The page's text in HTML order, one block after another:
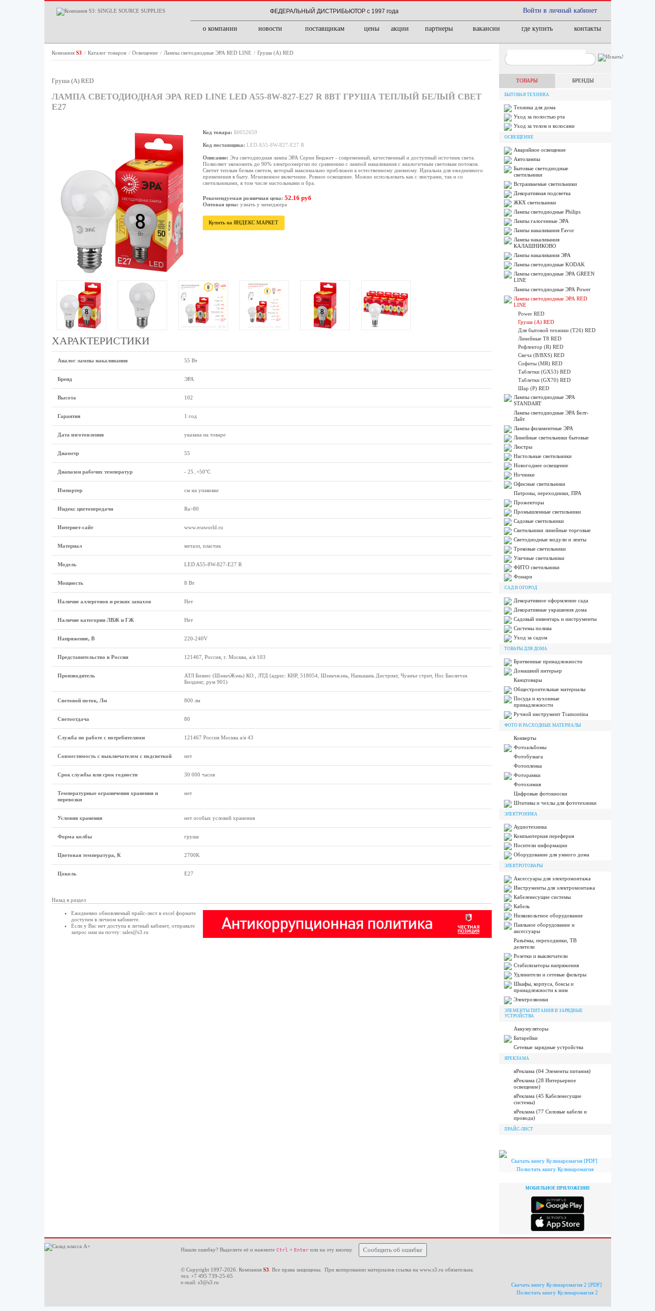
Войти в личный кабинет
ФЕДЕРАЛЬНЫЙ ДИСТРИБЬЮТОР с 1997 года
о компании новости поставщикам цены акции партнеры вакансии где купить контакты
Компания S3 / Каталог товаров / Освещение / Лампы светодиодные ЭРА RED LINE / Груша (A) RED
Груша (A) RED
ЛАМПА СВЕТОДИОДНАЯ ЭРА RED LINE LED A55-8W-827-E27 R 8ВТ ГРУША ТЕПЛЫЙ БЕЛЫЙ СВЕТ
Е27
Код товара: Б0052659
Код поставщика: LED A55-8W-827-E27 R
Описание: Эта светодиодная лампа ЭРА Серии Бюджет - современный, качественный и доступный источник света.
Позволяет экономить до 90% электроэнергии по сравнению с лампой накаливания с аналогичным световым потоком.
Светит теплым белым светом, который максимально приближен к естественному дневному. Идеальна для ежедневного
применения в быту. Мгновенное включение. Ровное освещение. Можно использовать как с люстрами, так и со
светильниками, в том числе настольными и бра.
Рекомендуемая розничная цена: 52.16 руб
Оптовая цена: узнать у менеджера
Купить на ЯНДЕКС МАРКЕТ
ХАРАКТЕРИСТИКИ
Аналог лампы накаливания 55 Вт
Бренд ЭРА
Высота 102
Гарантия 1 год
Дата изготовления указана на товаре
Диаметр 55
Диапазон рабочих температур - 25..+50°C
Импортер см на упаковке
Индекс цветопередачи Ra>80
Интернет-сайт www.eraworld.ru
Материал металл, пластик
Модель LED A55-8W-827-E27 R
Мощность 8 Вт
Наличие аллергенов и резких запахов Нет
Наличие категории ЛВЖ и ГЖ Нет
Напряжение, В 220-240V
Представительство в России 121467, Россия, г. Москва, а/я 103
Производитель
АТЛ Бизнес (ШэньчЖэнь) КО., ЛТД (адрес: КНР, 518054, Шэньчжэнь, Наньшань Дистрикт, Чуанъе стрит, Нос Баоличэн
Билдинг, рум 901)
Световой поток, Лм 800 лм
Светоотдача 80
Служба по работе с потребителями 121467 Россия Москва а/я 43
Совместимость с выключателем с подсветкой нет
Срок службы или срок годности 30 000 часов
Температурные ограничения хранения и
перевозки
нет
Условия хранения нет особых условий хранения
Форма колбы груша
Цветовая температура, К 2700K
Цоколь Е27
Назад в раздел
Ежедневно обновляемый прайс-лист в excel формате
доступен в личном кабинете.
Если у Вас нет доступа в личный кабинет, отправьте
запрос нам на почту: sales@s3.ru
ТОВАРЫ БРЕНДЫ
БЫТОВАЯ ТЕХНИКА
Техника для дома
Уход за полостью рта
Уход за телом и волосами
ОСВЕЩЕНИЕ
Аварийное освещение
Автолампы
Бытовые светодиодные
светильники
Встраиваемые светильники
Декоративная подсветка
ЖКХ светильники
Лампы cветодиодные Philips
Лампы галогенные ЭРА
Лампы накаливания Favor
Лампы накаливания
КАЛАШНИКОВО
Лампы накаливания ЭРА
Лампы светодиодные KODAK
Лампы светодиодные ЭРА GREEN
LINE
Лампы светодиодные ЭРА Power
Лампы светодиодные ЭРА RED
LINE
Power RED
Груша (A) RED
Для бытовой техники (Т26) RED
Линейные Т8 RED
Рефлектор (R) RED
Свеча (B/BXS) RED
Софиты (MR) RED
Таблетки (GX53) RED
Таблетки (GX70) RED
Шар (P) RED
Лампы светодиодные ЭРА
STANDART
Лампы светодиодные ЭРА Белт-
Лайт
Лампы филаментные ЭРА
Линейные светильники бытовые
Люстры
Настольные светильники
Новогоднее освещение
Ночники
Офисные светильники
Патроны, переходники, ПРА
Прожекторы
Промышленные светильники
Садовые светильники
Светильники линейные торговые
Светодиодные модули и ленты
Трековые светильники
Уличные светильники
ФИТО светильники
Фонари
САД И ОГОРОД
Декоративное оформление сада
Декоративные украшения дома
Садовый инвентарь и инструменты
Системы полива
Уход за садом
ТОВАРЫ ДЛЯ ДОМА
Бритвенные принадлежности
Домашний интерьер
Канцтовары
Общестроительные материалы
Посуда и кухонные
принадлежности
Ручной инструмент Tramontina
ФОТО И РАСХОДНЫЕ МАТЕРИАЛЫ
Конверты
Фотоальбомы
Фотобумага
Фотопленка
Фоторамки
Фотохимия
Цифровые фотокиоски
Штативы и чехлы для фототехники
ЭЛЕКТРОНИКА
Аудиотехника
Компьютерная переферия
Носители информации
Оборудование для умного дома
ЭЛЕКТРОТОВАРЫ
Аксессуары для электромонтажа
Инструменты для электромонтажа
Кабеленесущие системы
Кабель
Низковольтное оборудование
Паяльное оборудование и
аксессуары
Разъёмы, переходники, ТВ
делители
Розетки и выключатели
Стабилизаторы напряжения
Удлинители и сетевые фильтры
Шкафы, корпуса, боксы и
принадлежности к ним
Электрозвонки
ЭЛЕМЕНТЫ ПИТАНИЯ И ЗАРЯДНЫЕ
УСТРОЙСТВА
Аккумуляторы
Батарейки
Сетевые зарядные устройства
ЯРЕКЛАМА
яРеклама (04 Элементы питания)
яРеклама (28 Интерьерное
освещение)
яРеклама (45 Кабеленесущие
системы)
яРеклама (77 Силовые кабели и
провода)
ПРАЙС-ЛИСТ
Скачать книгу Кулинаромагия 2 [PDF]
Полистать книгу Кулинаромагия 2
Скачать книгу Кулинаромагия [PDF]
Полистать книгу Кулинаромагия
МОБИЛЬНОЕ ПРИЛОЖЕНИЕ
Нашли ошибку? Выделите её и нажмите Ctrl + Enterили на эту кнопку Сообщить об ошибке
© Copyright 1997-2026. Компания S3 . Все права защищены. При копировании материалов ссылка на www.s3.ru обязательна.
тел. +7 495 739-25-65
e-mail: s3@s3.ru